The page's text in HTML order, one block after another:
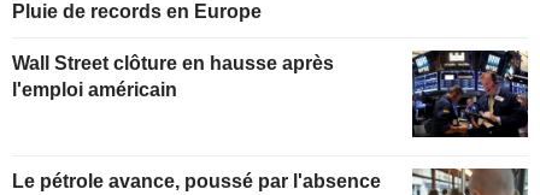
Pluie de records en Europe
Wall Street clôture en hausse après
l'emploi américain
Le pétrole avance, poussé par l'absence